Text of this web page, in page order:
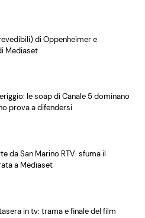
di Oppenheimer e
Mediaset
le soap di Canale 5 dominano
prova a difendersi
da San Marino RTV: sfuma il
a Mediaset
in tv: trama e finale del film